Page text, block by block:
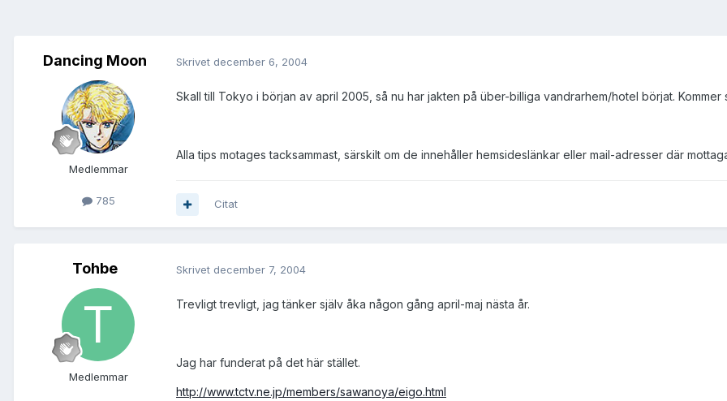
Dancing Moon
Medlemmar
785
Skrivet december 6, 2004
Skall till Tokyo i början av april 2005, så nu har jakten på über-billiga vandrarhem/hotel börjat. Kommer
Alla tips motages tacksammast, särskilt om de innehåller hemsideslänkar eller mail-adresser där
Citat
Tohbe
Medlemmar
Skrivet december 7, 2004
Trevligt trevligt, jag tänker själv åka någon gång april-maj nästa år.
Jag har funderat på det här stället.
http://www.tctv.ne.jp/members/sawanoya/eigo.html